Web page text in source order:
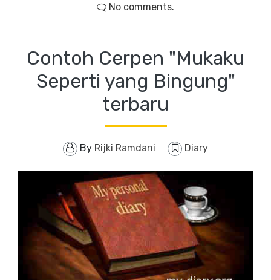
No comments.
Contoh Cerpen "Mukaku
Seperti yang Bingung"
terbaru
By Rijki Ramdani Diary